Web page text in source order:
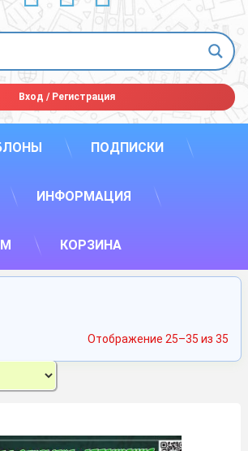
Вход /Регистрация
ПОДПИСКИ
ИНФОРМАЦИЯ
КОРЗИНА
Отображение 25–35 из 35